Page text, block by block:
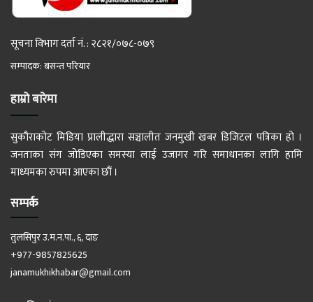
सूचना विभाग दर्ता नं. : २८२१/०७८-०७९
सम्पादक: बसन्त परियार
हाम्रो बारेमा
सुकौराकोट मिडिया प्रालीद्धारा सञ्चालीत जनमुखी खबर डिजिटल पत्रिका हो ।
जनताका संग जोडिएका समस्या लाई उजागर गरि समाधानका लागि हामि
माध्यमका रुपमा आएका छौं ।
सम्पर्क
तुलसिपुर उ.म.न.पा., ६, दाङ
+977-9857825625
janamukhikhabar@gmail.com